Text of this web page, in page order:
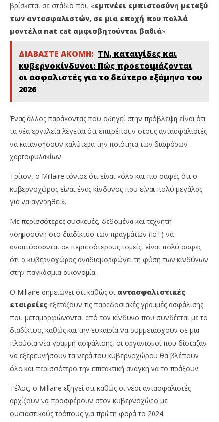
βρίσκεται σε στάδιο που «εμπνέει εμπιστοσύνη μεταξύ
των αντασφαλιστών, σε μια εποχή που πολλά
μοντέλα nat cat αμφισβητούνται βαθιά».
ΔΙΑΒΑΣΤΕ ΑΚΟΜΗ: ΤΝ, καταιγίδες και
κυβερνοκίνδυνοι: Πώς προετοιμάζονται
οι ασφαλιστές για το δεύτερο εξάμηνο του
2026
Ένας άλλος παράγοντας που οδηγεί στην πρόβλεψη είναι ότι
τα νέα εργαλεία λέγεται ότι επιτρέπουν στους αντασφαλιστές
να κατανοήσουν καλύτερα την ποιότητα των διαφόρων
χαρτοφυλακίων.
Τρίτον, ο Millaire τόνισε ότι είναι «όλο και πιο σαφές ότι ο
κυβερνοχώρος είναι ένας κίνδυνος που είναι πολύ μεγάλος
για να αγνοηθεί».
Με περισσότερες συσκευές, δεδομένα και τεχνητή
νοημοσύνη στο διαδίκτυο των πραγμάτων (IoT) να
αναπτύσσονται σε περισσότερους τομείς, είναι πολύ σαφές
ότι ο κυβερνοχώρος αναδιαμορφώνει τη φύση των κινδύνων
στην παγκόσμια οικονομία.
Ο Millaire σημειώνει ότι καθώς οι αντασφαλιστικές
εταιρείες εξετάζουν τις παραδοσιακές γραμμές ασφάλισης
που μεταμορφώνονται από τον κίνδυνο που συνδέεται με το
διαδίκτυο, καθώς και την ευκαιρία να συμμετάσχουν σε μια
πλούσια νέα γραμμή ασφάλισης, οι οργανισμοί που δίσταζαν
να εξερευνήσουν τα νερά του κυβερνοχώρου θα βλέπουν
όλο και περισσότερο την επιτακτική ανάγκη να το πράξουν.
Τέλος, ο Millaire εξηγεί ότι καθώς οι νέοι αντασφαλιστές
αρχίζουν να προσφέρουν στον κυβερνοχώρο με
ουσιαστικούς τρόπους για πρώτη φορά το 2024.